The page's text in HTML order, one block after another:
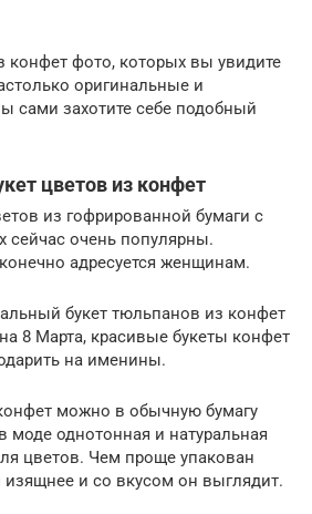
конфет фото, которых вы увидите
оригинальные и
сами захотите себе подобный
цветов из конфет
из гофрированной бумаги с
сейчас очень популярны.
адресуется женщинам.
букет тюльпанов из конфет
8 Марта, красивые букеты конфет
на именины.
можно в обычную бумагу
моде однотонная и натуральная
цветов. Чем проще упакован
изящнее и со вкусом он выглядит.